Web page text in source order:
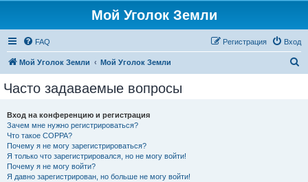
Мой Уголок Земли
FAQ Вход
Регистрация
Мой Уголок Земли Мой Уголок Земли
Часто задаваемые вопросы
Вход на конференцию и регистрация
Зачем мне нужно регистрироваться?
Что такое COPPA?
Почему я не могу зарегистрироваться?
Я только что зарегистрировался, но не могу войти!
Почему я не могу войти?
Я давно зарегистрирован, но больше не могу войти!